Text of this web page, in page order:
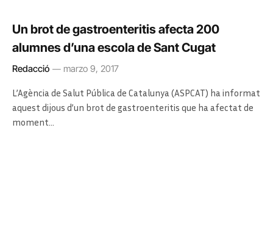
Un brot de gastroenteritis afecta 200
alumnes d’una escola de Sant Cugat
Redacció marzo 9, 2017
L’Agència de Salut Pública de Catalunya (ASPCAT) ha informat
aquest dijous d’un brot de gastroenteritis que ha afectat de
moment…